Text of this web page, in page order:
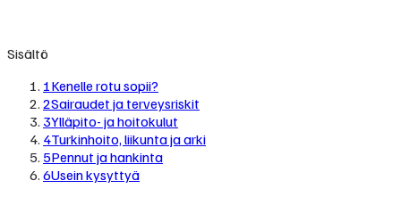
Sisältö
1Kenelle rotu sopii?
2Sairaudet ja terveysriskit
3Ylläpito- ja hoitokulut
4Turkinhoito, liikunta ja arki
5Pennut ja hankinta
6Usein kysyttyä